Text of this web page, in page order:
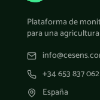
Plataforma de
para una
+34 653 837 062
España